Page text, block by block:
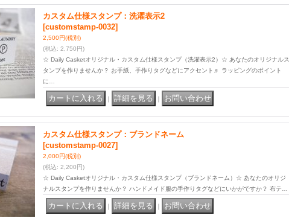
カスタム仕様スタンプ：洗濯表示2
[customstamp-0032]
2,500円(税別)
(税込: 2,750円)
☆ Daily Casketオリジナル・カスタム仕様スタンプ（洗濯表示2）☆ あなたのオリジナルス
タンプを作りませんか？ お手紙、手作りタグなどにアクセント♬ ラッピングのポイント
に…
｜ ｜
カスタム仕様スタンプ：ブランドネーム
[customstamp-0027]
2,000円(税別)
(税込: 2,200円)
☆ Daily Casketオリジナル・カスタム仕様スタンプ（ブランドネーム）☆ あなたのオリジ
ナルスタンプを作りませんか？ ハンドメイド服の手作りタグなどにいかがですか？ 布テ…
｜ ｜